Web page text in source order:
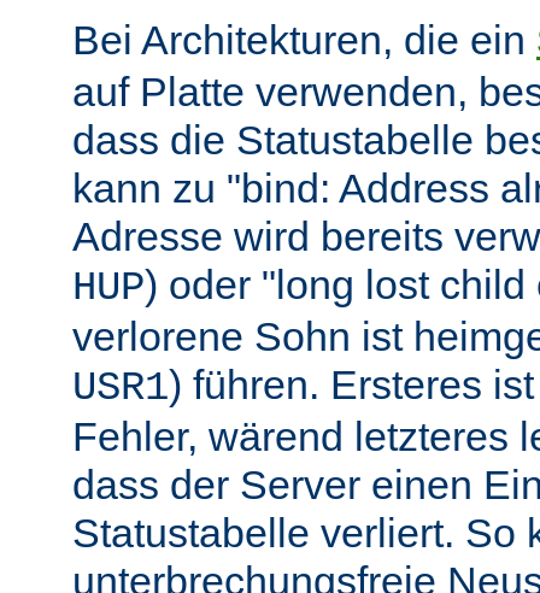
Bei Architekturen, die ein
auf Platte verwenden,
dass die Statustabelle
kann zu "bind: Address
Adresse wird bereits
HUP) oder "long lost
verlorene Sohn ist
USR1) führen. Ersteres
Fehler, wärend letzteres
dass der Server einen
Statustabelle verliert. So
unterbrechungsfreie